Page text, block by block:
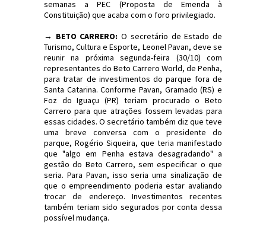
semanas a PEC (Proposta de Emenda à
Constituição) que acaba com o foro privilegiado.
→ BETO CARRERO: O secretário de Estado de
Turismo, Cultura e Esporte, Leonel Pavan, deve se
reunir na próxima segunda-feira (30/10) com
representantes do Beto Carrero World, de Penha,
para tratar de investimentos do parque fora de
Santa Catarina. Conforme Pavan, Gramado (RS) e
Foz do Iguaçu (PR) teriam procurado o Beto
Carrero para que atrações fossem levadas para
essas cidades. O secretário também diz que teve
uma breve conversa com o presidente do
parque, Rogério Siqueira, que teria manifestado
que "algo em Penha estava desagradando" a
gestão do Beto Carrero, sem especificar o que
seria. Para Pavan, isso seria uma sinalização de
que o empreendimento poderia estar avaliando
trocar de endereço. Investimentos recentes
também teriam sido segurados por conta dessa
possível mudança.